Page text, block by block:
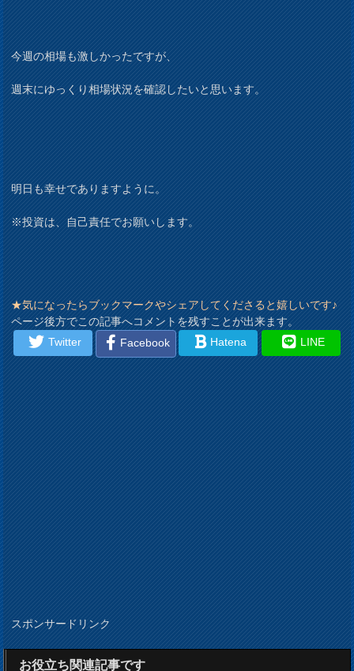
今週の相場も激しかったですが、
週末にゆっくり相場状況を確認したいと思います。
明日も幸せでありますように。
※投資は、自己責任でお願いします。
★気になったらブックマークやシェアしてくださると嬉しいです♪
ページ後方でこの記事へコメントを残すことが出来ます。
Twitter
Facebook Hatena LINE
スポンサードリンク
お役立ち関連記事です